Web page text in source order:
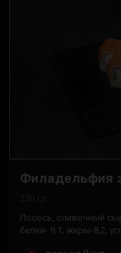
Филадельфия
Лосось, сливочный
белки- 9,1; жиры-8,2,